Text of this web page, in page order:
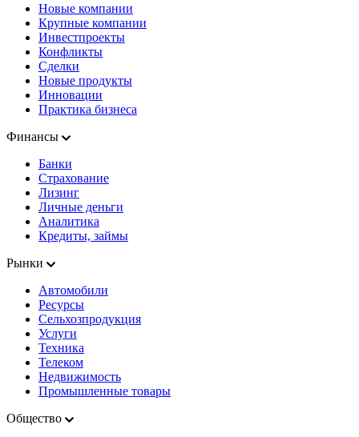
Новые компании
Крупные компании
Инвестпроекты
Конфликты
Сделки
Новые продукты
Инновации
Практика бизнеса
Финансы
Банки
Страхование
Лизинг
Личные деньги
Аналитика
Кредиты, займы
Рынки
Автомобили
Ресурсы
Сельхозпродукция
Услуги
Техника
Телеком
Недвижимость
Промышленные товары
Общество